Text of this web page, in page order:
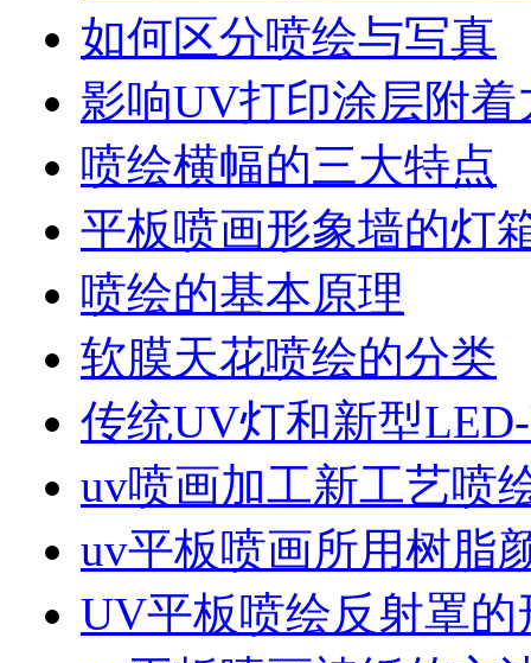
如何区分喷绘与写真
影响UV打印涂层附
喷绘横幅的三大特点
平板喷画形象墙的灯
喷绘的基本原理
软膜天花喷绘的分类
传统UV灯和新型
uv喷画加工新工艺喷
uv平板喷画所用树脂
UV平板喷绘反射罩的